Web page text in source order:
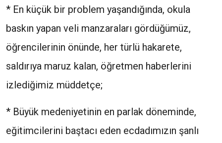
* En küçük bir problem yaşandığında, okula
baskın yapan veli manzaraları gördüğümüz,
öğrencilerinin önünde, her türlü hakarete,
saldırıya maruz kalan, öğretmen haberlerini
izlediğimiz müddetçe;
* Büyük medeniyetinin en parlak döneminde,
eğitimcilerini baştacı eden ecdadımızın şanlı